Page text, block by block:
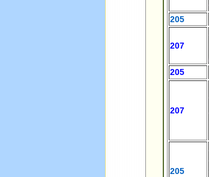
205
207
205
207
205